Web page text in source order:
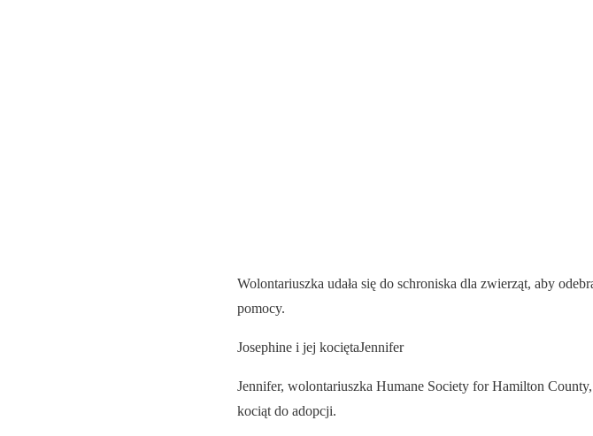
Wolontariuszka udała się do schroniska dla zwierząt, aby
pomocy.
Josephine i jej kociętaJennifer
Jennifer, wolontariuszka Humane Society for Hamilton
kociąt do adopcji.